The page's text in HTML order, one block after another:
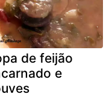
de feijão
e